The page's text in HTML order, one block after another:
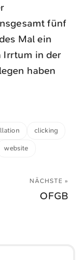
fünf
Mal ein
Irrtum in der
haben
clicking
website
NÄCHSTE »
OFGB